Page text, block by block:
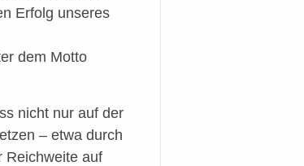
Erfolg unseres
dem Motto
nicht nur auf der
– etwa durch
Reichweite auf